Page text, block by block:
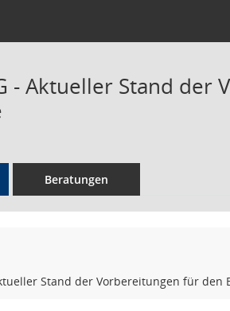
- Aktueller Stand
Beratungen
Stand der Vorbereitungen für den